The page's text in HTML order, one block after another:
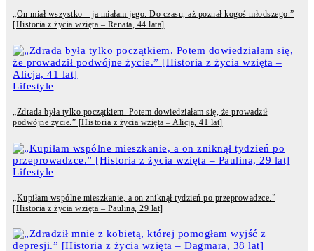
„On miał wszystko – ja miałam jego. Do czasu, aż poznał kogoś młodszego.”
[Historia z życia wzięta – Renata, 44 lata]
Lifestyle
„Zdrada była tylko początkiem. Potem dowiedziałam się, że prowadził
podwójne życie.” [Historia z życia wzięta – Alicja, 41 lat]
Lifestyle
„Kupiłam wspólne mieszkanie, a on zniknął tydzień po przeprowadzce.”
[Historia z życia wzięta – Paulina, 29 lat]